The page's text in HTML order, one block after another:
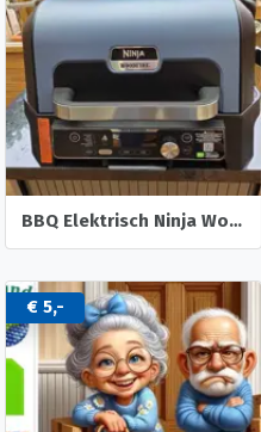
BBQ Elektrisch Ninja Woodfire XL PRO.
€ 5,-